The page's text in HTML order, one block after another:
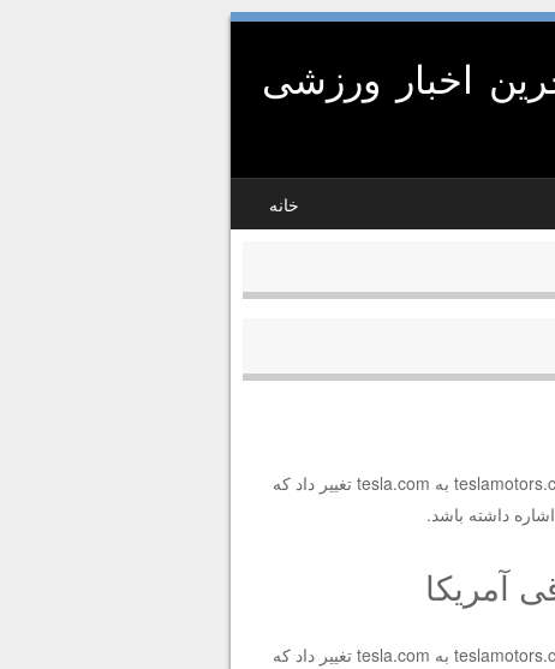
اخبار ورزشی
خانه
شرکت سازنده خودروهای برقی تسلا موتورز آدرس اینترنتی خود را از teslamotors.com به tesla.com تغییر داد که
داشته باشد.
آمریکا
شرکت سازنده خودروهای برقی تسلا موتورز آدرس اینترنتی خود را از teslamotors.com به tesla.com تغییر داد که